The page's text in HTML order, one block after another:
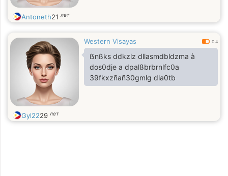
Antoneth21 лет
Western Visayas 0.4
ẞnßks ddkzlz dllasmdbldzma à
dos0dje a dpalßbrbrnlfc0a
39fkxzñañ30gmlg dla0tb
Gyl2229 лет